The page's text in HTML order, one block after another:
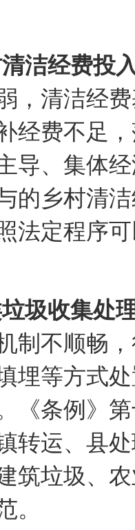
洁经费投
，清洁经
经费不足
导、集体
的乡村清
法定程序
圾收集处
制不顺畅
埋等方式
《条例》
转运、县
筑垃圾、
。